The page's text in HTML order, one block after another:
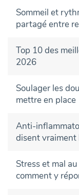
Sommeil et
partagé entre
Top 10 des
2026
Soulager les
mettre en place
Anti-
disent vraiment
Stress et mal
comment y